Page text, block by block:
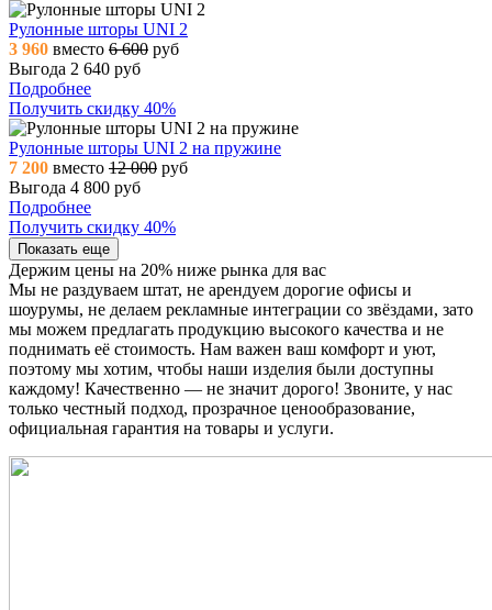
Рулонные шторы UNI 2
3 960 вместо 6 600 руб
Выгода 2 640 руб
Подробнее
Получить скидку 40%
Рулонные шторы UNI 2 на пружине
7 200 вместо 12 000 руб
Выгода 4 800 руб
Подробнее
Получить скидку 40%
Показать еще
Держим цены на 20% ниже рынка для вас
Мы не раздуваем штат, не арендуем дорогие офисы и
шоурумы, не делаем рекламные интеграции со звёздами, зато
мы можем предлагать продукцию высокого качества и не
поднимать её стоимость. Нам важен ваш комфорт и уют,
поэтому мы хотим, чтобы наши изделия были доступны
каждому! Качественно — не значит дорого! Звоните, у нас
только честный подход, прозрачное ценообразование,
официальная гарантия на товары и услуги.